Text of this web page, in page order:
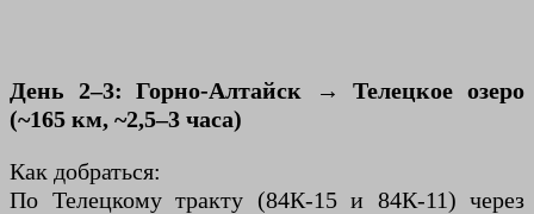
День 2–3: Горно-Алтайск → Телецкое озеро
(~165 км, ~2,5–3 часа)
Как добраться:
По Телецкому тракту (84К-15 и 84К-11) через